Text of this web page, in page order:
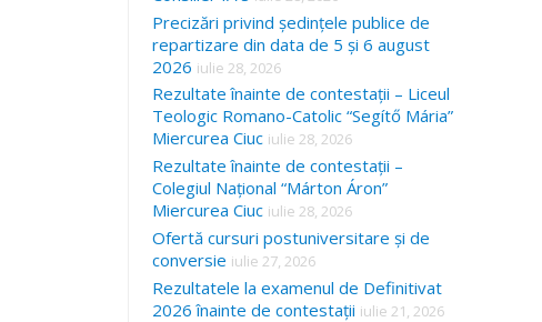
Precizări privind ședințele publice de
repartizare din data de 5 și 6 august
2026 iulie 28, 2026
Rezultate înainte de contestații – Liceul
Teologic Romano-Catolic “Segítő Mária”
Miercurea Ciuc iulie 28, 2026
Rezultate înainte de contestații –
Colegiul Național “Márton Áron”
Miercurea Ciuc iulie 28, 2026
Ofertă cursuri postuniversitare și de
conversie iulie 27, 2026
Rezultatele la examenul de Definitivat
2026 înainte de contestații iulie 21, 2026